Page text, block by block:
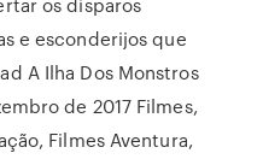
e esconderijos que
A Ilha Dos Monstros
de 2017 Filmes,
Filmes Aventura,